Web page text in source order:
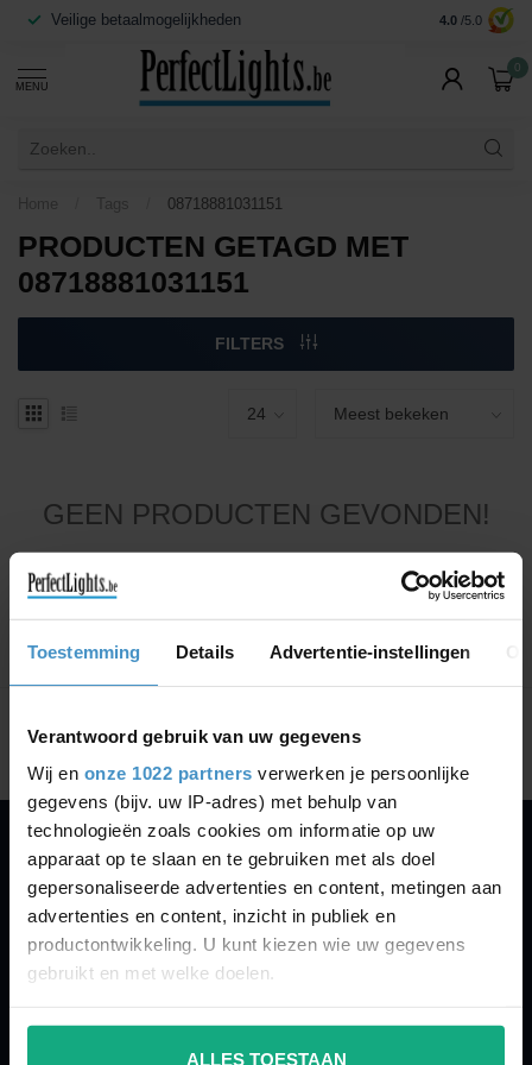
Toestemming Details Advertentie-instellingen
Verantwoord gebruik van uw gegevens
Wij en onze 1022 partners verwerken je persoonlijke
gegevens (bijv. uw IP-adres) met behulp van
technologieën zoals cookies om informatie op uw
apparaat op te slaan en te gebruiken met als doel
gepersonaliseerde advertenties en content, metingen aan
advertenties en content, inzicht in publiek en
productontwikkeling. U kunt kiezen wie uw gegevens
gebruikt en met welke doelen.
Als u het toestaat, willen we ook graag:
ALLES TOESTAAN
Veilige betaalmogelijkheden Contact:
4.0 /5.0
MENU
0
Home Tags 08718881031151
PRODUCTEN GETAGD MET
08718881031151
FILTERS
GEEN PRODUCTEN GEVONDEN!
Toon1-0van 0
PERFECTLIGHTS
Kruisbeeldsraat 72
9220 Hamme